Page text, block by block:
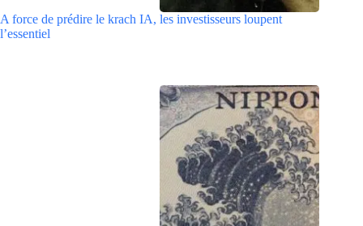
A force de prédire le krach IA, les investisseurs loupent
l’essentiel